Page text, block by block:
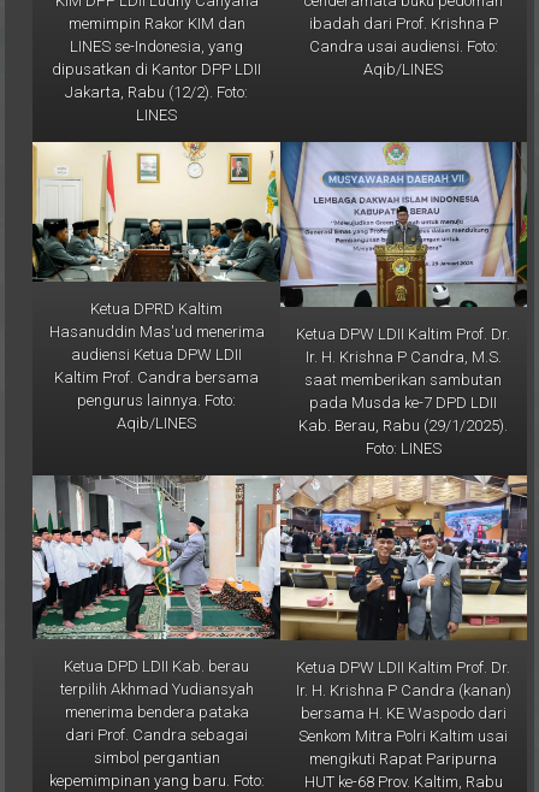
memimpin Rakor KIM dan
LINES se-Indonesia, yang
dipusatkan di Kantor DPP LDII
Jakarta, Rabu (12/2). Foto:
LINES
ibadah dari Prof. Krishna P
Candra usai audiensi. Foto:
Aqib/LINES
Ketua DPRD Kaltim
Hasanuddin Mas'ud menerima
audiensi Ketua DPW LDII
Kaltim Prof. Candra bersama
pengurus lainnya. Foto:
Aqib/LINES
Ketua DPW LDII Kaltim Prof. Dr.
Ir. H. Krishna P Candra, M.S.
saat memberikan sambutan
pada Musda ke-7 DPD LDII
Kab. Berau, Rabu (29/1/2025).
Foto: LINES
Ketua DPD LDII Kab. berau
terpilih Akhmad Yudiansyah
menerima bendera pataka
dari Prof. Candra sebagai
simbol pergantian
kepemimpinan yang baru. Foto:
Ketua DPW LDII Kaltim Prof. Dr.
Ir. H. Krishna P Candra (kanan)
bersama H. KE Waspodo dari
Senkom Mitra Polri Kaltim usai
mengikuti Rapat Paripurna
HUT ke-68 Prov. Kaltim, Rabu